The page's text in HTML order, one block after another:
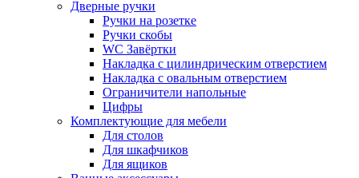
Дверные ручки
Ручки на розетке
Ручки скобы
WC Завёртки
Накладка с цилиндрическим отверстием
Накладка с овальным отверстием
Ограничители напольные
Цифры
Комплектующие для мебели
Для столов
Для шкафчиков
Для ящиков